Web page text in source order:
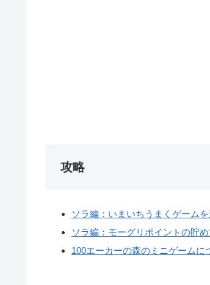
攻略
ソラ編：いまいちうまくゲーム
ソラ編：モーグリポイントの貯
100エーカーの森のミニゲームに